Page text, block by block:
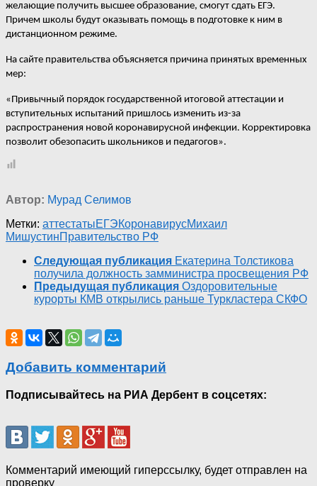
желающие получить высшее образование, смогут сдать ЕГЭ.
Причем школы будут оказывать помощь в подготовке к ним в
дистанционном режиме.
На сайте правительства объясняется причина принятых временных
мер:
«Привычный порядок государственной итоговой аттестации и
вступительных испытаний пришлось изменить из-за
распространения новой коронавирусной инфекции. Корректировка
позволит обезопасить школьников и педагогов».
Автор: Мурад Селимов
Метки: аттестатыЕГЭКоронавирусМихаил
МишустинПравительство РФ
Следующая публикация Екатерина Толстикова
получила должность замминистра просвещения РФ
Предыдущая публикация Оздоровительные
курорты КМВ открылись раньше Туркластера СКФО
Добавить комментарий
Подписывайтесь на РИА Дербент в соцсетях:
Комментарий имеющий гиперссылку, будет отправлен на
проверку